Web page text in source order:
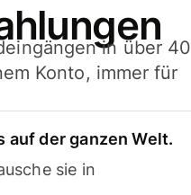
in über 40
Konto, immer für
auf der ganzen Welt.
sie in